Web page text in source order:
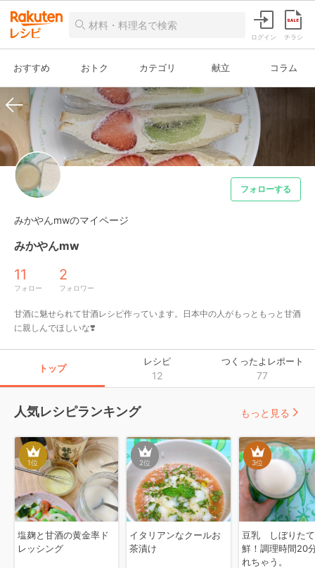
ログイン チラシ
おすすめ おトク カテゴリ 献立 コラム
フォローする
みかやんmwのマイページ
みかやんmw
11
フォロー
2
フォロワー
甘酒に魅せられて甘酒レシピ作っています。日本中の人がもっともっと甘酒
に親しんでほしいな❣️
トップ
レシピ
12
つくったよレポート
77
人気レシピランキング
1位
塩麹と甘酒の黄金率ド
レッシング
2位
イタリアンなクールお
茶漬け
3位
豆乳 しぼりた
鮮！調理時間20
れちゃう。
もっと見る